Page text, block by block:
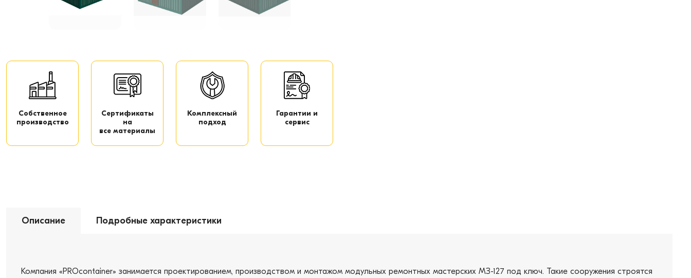
Собственное
производство
Сертификаты
на
все материалы
Комплексный
подход
Гарантии и
сервис
Описание Подробные характеристики
Компания «PROcontainer» занимается проектированием, производством и монтажом модульных ремонтных мастерских МЗ-127 под ключ. Такие сооружения строятся